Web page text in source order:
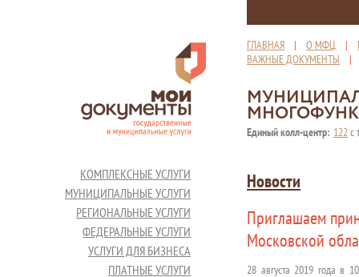
ГЛАВНАЯ | О МФЦ |
ВАЖНЫЕ ДОКУМЕНТЫ
Единый колл-центр: 122с
КОМПЛЕКСНЫЕ УСЛУГИ
МУНИЦИПАЛЬНЫЕ УСЛУГИ
РЕГИОНАЛЬНЫЕ УСЛУГИ
ФЕДЕРАЛЬНЫЕ УСЛУГИ
УСЛУГИ ДЛЯ БИЗНЕСА
ПЛАТНЫЕ УСЛУГИ
Новости
Приглашаем
Московской
28 августа 2019 года в